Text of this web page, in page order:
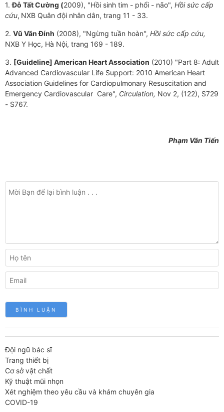
1.Đỗ Tất Cường (2009), "Hồi sinh tim - phổi - não", Hồi sức cấp
cứu, NXB Quân đội nhân dân, trang 11 - 33.
2. Vũ Văn Đính (2008), "Ngừng tuần hoàn'', Hồi sức cấp cứu,
NXB Y Học, Hà Nội, trang 169 - 189.
3. [Guideline] American Heart Association (2010) "Part 8: Adult
Advanced Cardiovascular Life Support: 2010 American Heart
Association Guidelines for Cardiopulmonary Resuscitation and
Emergency Cardiovascular Care", Circulation, Nov 2, (122), S729
- S767.
Phạm Văn Tiến
Đội ngũ bác sĩ
Trang thiết bị
Cơ sở vật chất
Kỹ thuật mũi nhọn
Xét nghiệm theo yêu cầu và khám chuyên gia
COVID-19